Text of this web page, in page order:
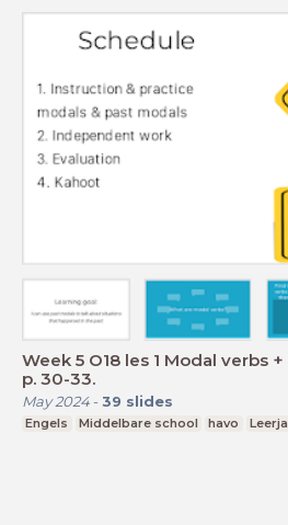
Week 5 O18 les 1 Modal verbs
p. 30-33.
May 2024- 39 slides
Engels Middelbare school havo